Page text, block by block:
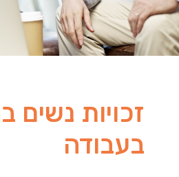
זכויות נשים
בעבודה